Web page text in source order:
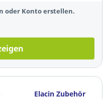
oder Konto erstellen.
Elacin Zubehör